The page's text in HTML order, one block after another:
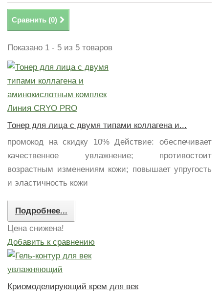
Сравнить (0)
Показано 1 - 5 из 5 товаров
Тонер для лица с двумя типами коллагена и...
промокод на скидку 10% Действие: обеспечивает
качественное увлажнение; противостоит
возрастным изменениям кожи; повышает упругость
и эластичность кожи
Подробнее...
Цена снижена!
Добавить к сравнению
Криомоделирующий крем для век